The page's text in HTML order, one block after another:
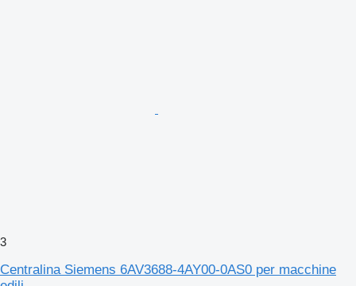
3
Centralina Siemens 6AV3688-4AY00-0AS0 per macchine